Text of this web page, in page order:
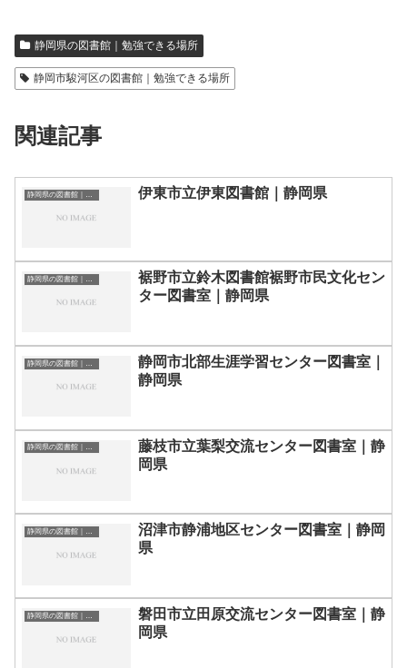
静岡県の図書館｜勉強できる場所
静岡市駿河区の図書館｜勉強できる場所
関連記事
伊東市立伊東図書館｜静岡県
裾野市立鈴木図書館裾野市民文化セン
ター図書室｜静岡県
静岡市北部生涯学習センター図書室｜
静岡県
静岡県の図書館｜勉強できる場所
藤枝市立葉梨交流センター図書室｜静
岡県
静岡県の図書館｜勉強できる場所
沼津市静浦地区センター図書室｜静岡
県
静岡県の図書館｜勉強できる場所
磐田市立田原交流センター図書室｜静
岡県